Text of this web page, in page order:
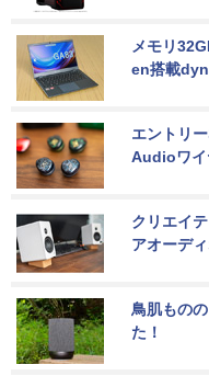
メモリ
en搭載
エントリ
Audioワイ
クリエイ
アオーデ
鳥肌もの
た！